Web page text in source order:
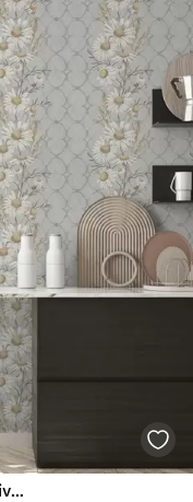
Margaritas sobre fondo gris con motivos geométricos